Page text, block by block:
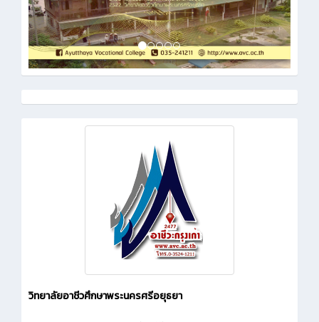
วิทยาลัยอาชีวศึกษาพระนครศรีอยุธยา